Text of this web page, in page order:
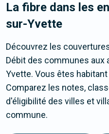
La fibre dans les
sur-Yvette
Découvrez les
Débit des communes aux
Yvette. Vous êtes
Comparez les notes,
d'éligibilité des villes et
commune.